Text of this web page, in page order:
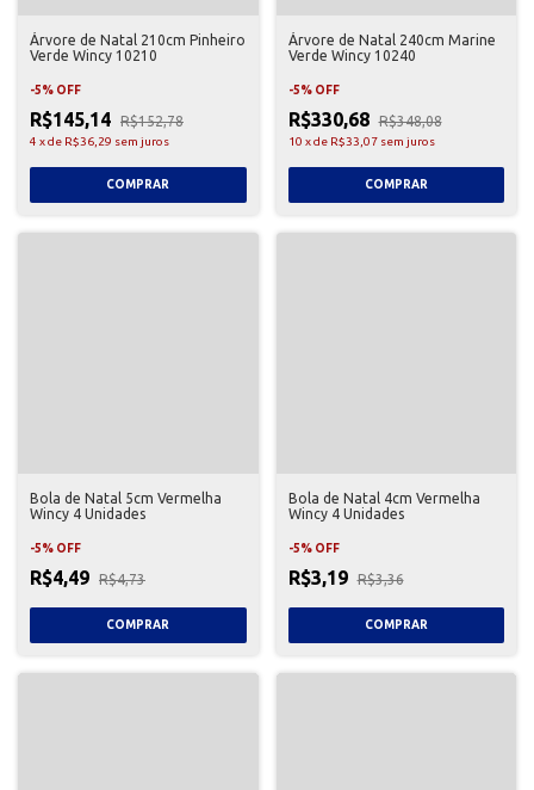
Árvore de Natal 210cm Pinheiro
Verde Wincy 10210
-5% OFF
R$145,14 R$152,78
4 xde R$36,29 sem juros
Árvore de Natal 240cm Marine
Verde Wincy 10240
-5% OFF
R$330,68 R$348,08
10 xde R$33,07 sem juros
Bola de Natal 5cm Vermelha
Wincy 4 Unidades
-5% OFF
R$4,49 R$4,73
Bola de Natal 4cm Vermelha
Wincy 4 Unidades
-5% OFF
R$3,19 R$3,36